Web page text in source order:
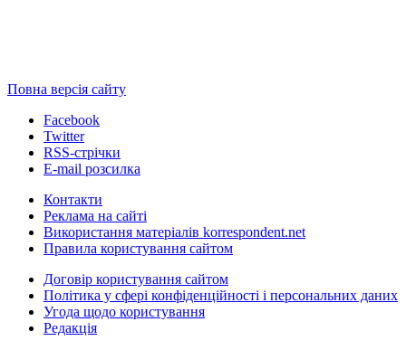
Повна версія сайту
Facebook
Twitter
RSS-стрічки
E-mail розсилка
Контакти
Реклама на сайті
Використання матеріалів korrespondent.net
Правила користування сайтом
Договір користування сайтом
Політика у сфері конфіденційності і персональних даних
Угода щодо користування
Редакція